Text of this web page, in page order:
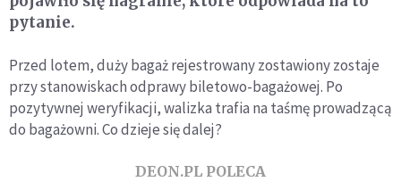
pytanie.
Przed lotem, duży bagaż rejestrowany zostawiony zostaje
przy stanowiskach odprawy biletowo-bagażowej. Po
pozytywnej weryfikacji, walizka trafia na taśmę prowadzącą
do bagażowni. Co dzieje się dalej?
DEON.PL POLECA